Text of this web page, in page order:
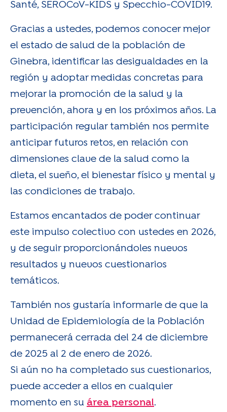
Santé, SEROCoV-KIDS y Specchio-COVID19.
Gracias a ustedes, podemos conocer mejor
el estado de salud de la población de
Ginebra, identificar las desigualdades en la
región y adoptar medidas concretas para
mejorar la promoción de la salud y la
prevención, ahora y en los próximos años. La
participación regular también nos permite
anticipar futuros retos, en relación con
dimensiones clave de la salud como la
dieta, el sueño, el bienestar físico y mental y
las condiciones de trabajo.
Estamos encantados de poder continuar
este impulso colectivo con ustedes en 2026,
y de seguir proporcionándoles nuevos
resultados y nuevos cuestionarios
temáticos.
También nos gustaría informarle de que la
Unidad de Epidemiología de la Población
permanecerá cerrada del 24 de diciembre
de 2025 al 2 de enero de 2026.
Si aún no ha completado sus cuestionarios,
puede acceder a ellos en cualquier
momento en su área personal.